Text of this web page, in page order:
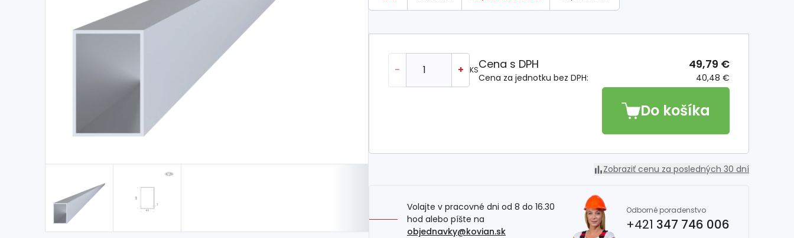
- + KS
Cena za jednotku bez DPH: 40,48 €
Cena s DPH 49,79 €
Do košíka
Zobraziť cenu za posledných 30 dní
Volajte v pracovné dni od 8 do 16.30
hod alebo píšte na
objednavky@kovian.sk
Odborné poradenstvo
+421 347 746 006